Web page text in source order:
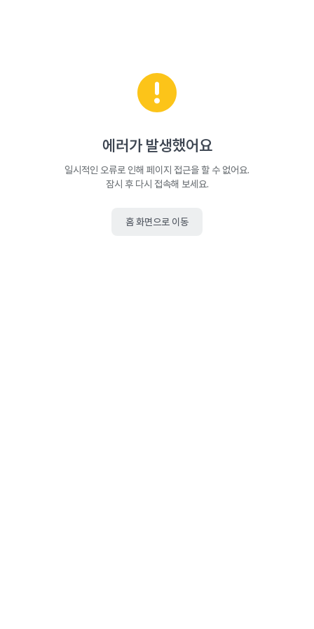
에러가 발생했어요
일시적인 오류로 인해 페이지 접근을 할 수 없어요.
잠시 후 다시 접속해 보세요.
홈 화면으로 이동